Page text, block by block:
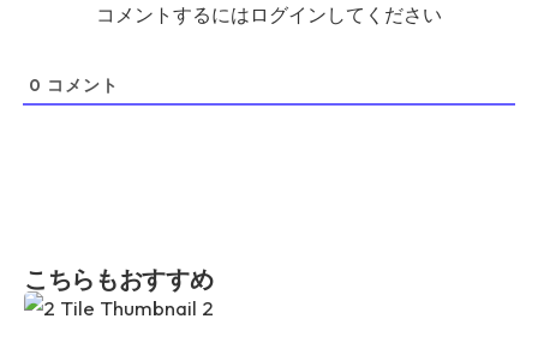
コメントするにはログインしてください
0 コメント
こちらもおすすめ